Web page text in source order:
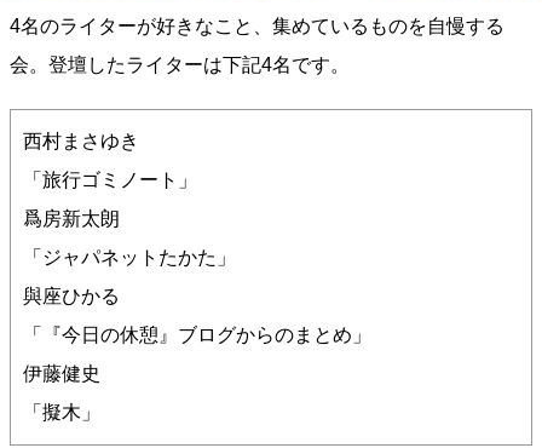
4名のライターが好きなこと、集めているものを自慢する
会。登壇したライターは下記4名です。
西村まさゆき
「旅行ゴミノート」
爲房新太朗
「ジャパネットたかた」
與座ひかる
「『今日の休憩』ブログからのまとめ」
伊藤健史
「擬木」